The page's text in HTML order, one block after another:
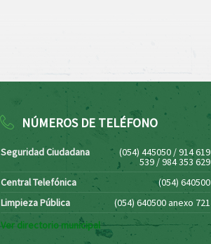
NÚMEROS DE TELÉFONO
Seguridad Ciudadana (054) 445050 / 914 619
539 / 984 353 629
Central Telefónica
(054) 640500
Limpieza Pública
(054) 640500 anexo 721
Ver directorio municipal